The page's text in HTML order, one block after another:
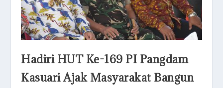
Hadiri HUT Ke-169 PI Pangdam
Kasuari Ajak Masyarakat Bangun